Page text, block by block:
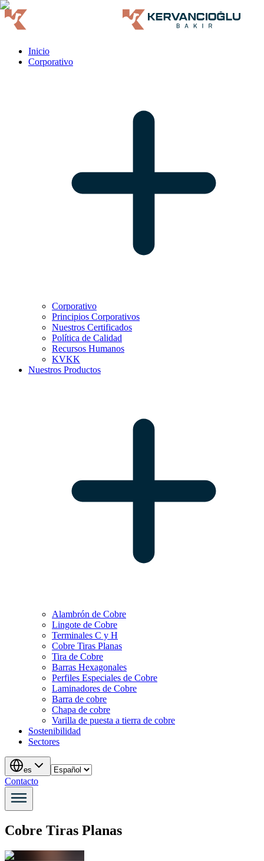
Inicio
Corporativo
Corporativo
Principios Corporativos
Nuestros Certificados
Política de Calidad
Recursos Humanos
KVKK
Nuestros Productos
Alambrón de Cobre
Lingote de Cobre
Terminales C y H
Cobre Tiras Planas
Tira de Cobre
Barras Hexagonales
Perfiles Especiales de Cobre
Laminadores de Cobre
Barra de cobre
Chapa de cobre
Varilla de puesta a tierra de cobre
Sostenibilidad
Sectores
es
Contacto
Cobre Tiras Planas